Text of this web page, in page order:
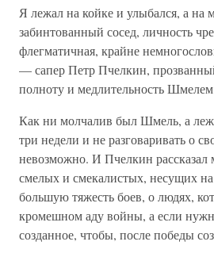
Я лежал на койке и улыбался, а на
забинтованный сосед, личность
флегматичная, крайне
— сапер Петр Пчелкин,
полноту и медлительность
Как ни молчалив был Шмель, а
три недели и не разговаривать о
невозможно. И Пчелкин
смелых и смекалистых, несущих
большую тяжесть боев, о людях,
кромешном аду войны, а если
созданное, чтобы, после победы